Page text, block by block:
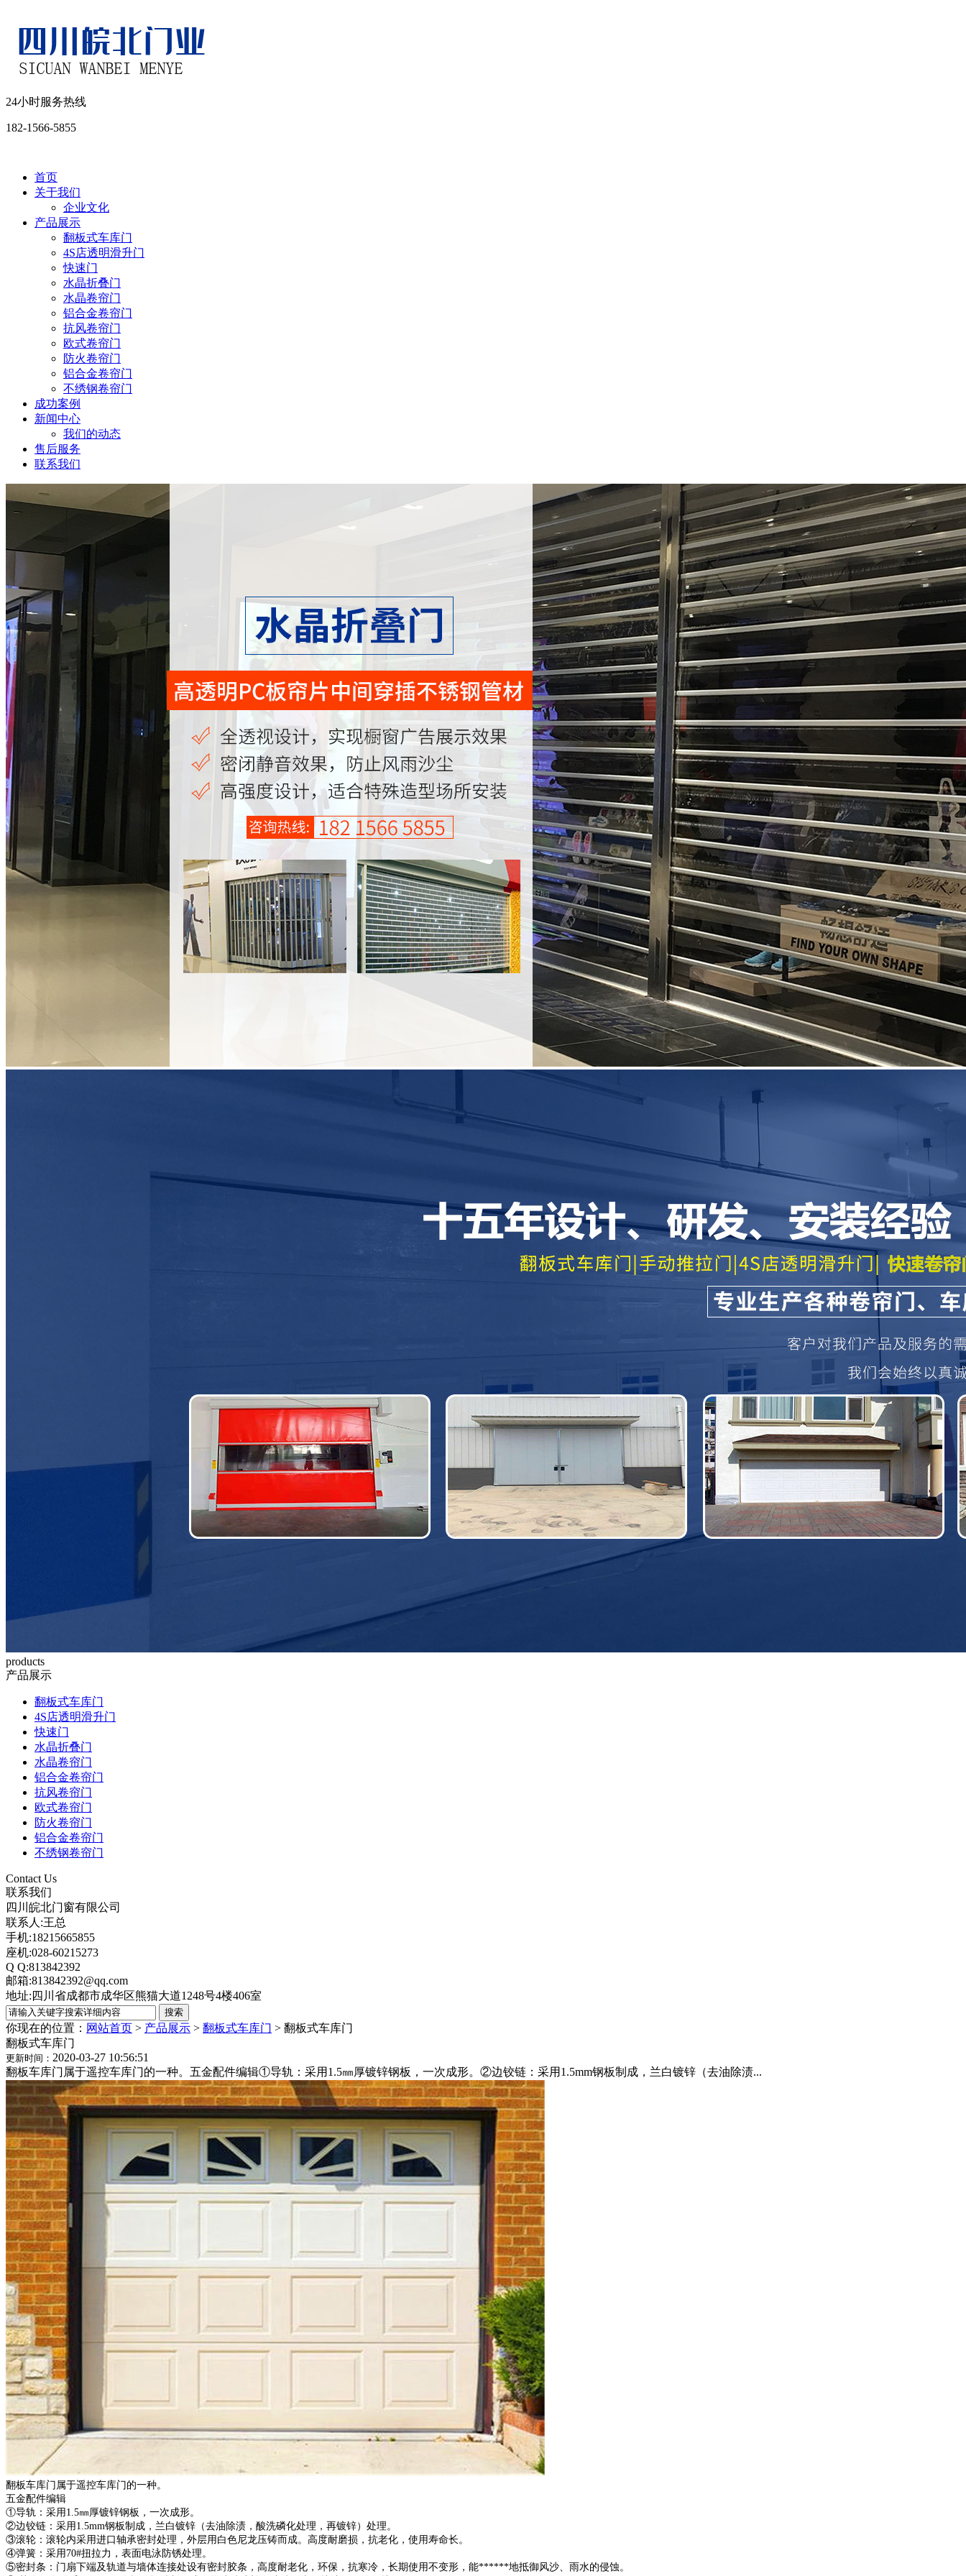
24小时服务热线
182-1566-5855
首页
关于我们
企业文化
产品展示
翻板式车库门
4S店透明滑升门
快速门
水晶折叠门
水晶卷帘门
铝合金卷帘门
抗风卷帘门
欧式卷帘门
防火卷帘门
铝合金卷帘门
不绣钢卷帘门
成功案例
新闻中心
我们的动态
售后服务
联系我们
products
产品展示
翻板式车库门
4S店透明滑升门
快速门
水晶折叠门
水晶卷帘门
铝合金卷帘门
抗风卷帘门
欧式卷帘门
防火卷帘门
铝合金卷帘门
不绣钢卷帘门
Contact Us
联系我们
四川皖北门窗有限公司
联系人:王总
手机:18215665855
座机:028-60215273
Q Q:813842392
邮箱:813842392@qq.com
地址:四川省成都市成华区熊猫大道1248号4楼406室
你现在的位置： 网站首页 > 产品展示 > 翻板式车库门 > 翻板式车库门
翻板式车库门
更新时间： 2020-03-27 10:56:51
翻板车库门属于遥控车库门的一种。五金配件编辑①导轨：采用1.5㎜厚镀锌钢板，一次成形。②边铰链：采用1.5mm钢板制成，兰白镀锌（去油除渍...
翻板车库门属于遥控车库门的一种。
五金配件编辑
①导轨：采用1.5㎜厚镀锌钢板，一次成形。
②边铰链：采用1.5mm钢板制成，兰白镀锌（去油除渍，酸洗磷化处理，再镀锌）处理。
③滚轮：滚轮内采用进口轴承密封处理，外层用白色尼龙压铸而成。高度耐磨损，抗老化，使用寿命长。
④弹簧：采用70#扭拉力，表面电泳防锈处理。
⑤密封条：门扇下端及轨道与墙体连接处设有密封胶条，高度耐老化，环保，抗寒冷，长期使用不变形，能******地抵御风沙、雨水的侵蚀。